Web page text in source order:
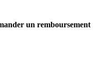
un remboursement